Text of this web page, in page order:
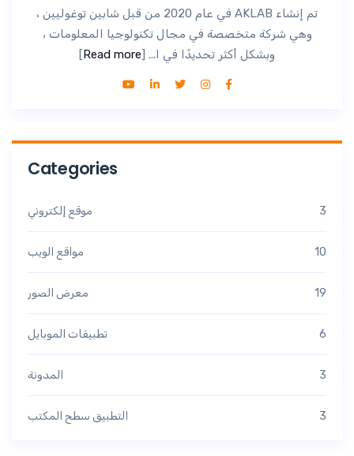
تم إنشاء AKLAB في عام 2020 من قبل شابين توغوليين ،
وهي شركة متخصصة في مجال تكنولوجيا المعلومات ،
وبشكل أكثر تحديدًا في ا... [Read more
]
Categories
موقع إلكتروني 3
مواقع الويب 10
معرض الصور 19
تطبيقات الموبايل 6
المدونة 3
التطبيق سطح المكتب 3